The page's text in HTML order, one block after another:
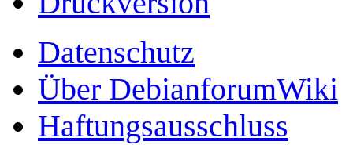
Datenschutz
Über DebianforumWiki
Haftungsausschluss